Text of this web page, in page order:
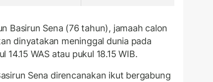
Basirun Sena (76 tahun), jamaah calon
dinyatakan meninggal dunia pada
14.15 WAS atau pukul 18.15 WIB.
Sena direncanakan ikut bergabung